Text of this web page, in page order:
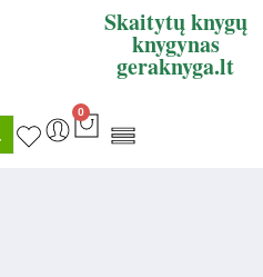
Skaitytų knygų
knygynas
geraknyga.lt
0